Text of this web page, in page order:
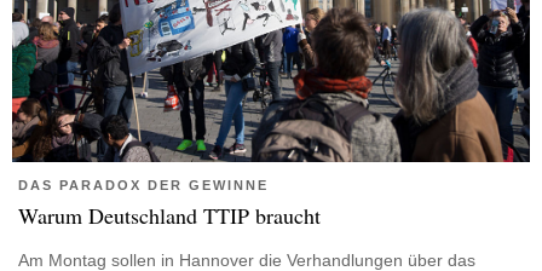
DAS PARADOX DER GEWINNE
Warum Deutschland TTIP braucht
Am Montag sollen in Hannover die Verhandlungen über das